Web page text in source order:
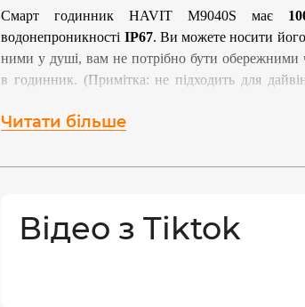
Смарт годинник HAVIT M9040S має
водонепроникності IP67. Ви можете носити його
ними у душі, вам не потрібно бути обережними
в годинник. (Примітка: не підходить для
годиннику таку інформацію, як відстеження
велосипеді, йога, плавання, бадмінтон,
активності можуть точно записувати ваші
Читати більше
Відео з Tiktok